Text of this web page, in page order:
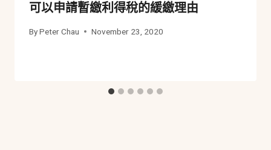
可以申請暫繳利得稅的緩繳理由
ByPeter Chau November 23, 2020